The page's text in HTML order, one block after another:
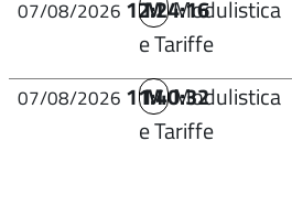
07/08/2026 12:24:16
MModulistica
e Tariffe
07/08/2026 11:40:32
MModulistica
e Tariffe